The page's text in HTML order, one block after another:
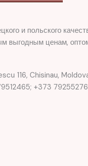
и польского
выгодным ценам,
116, Chisinau,
+373 79255276